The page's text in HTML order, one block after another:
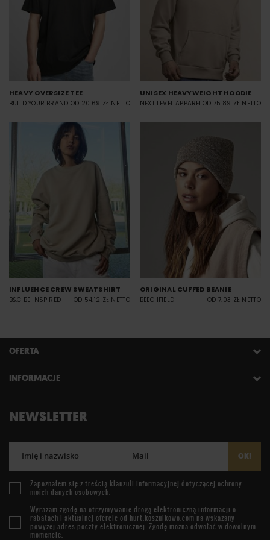
HEAVY OVERSIZE TEE
BUILD YOUR BRAND OD 20.69 ZŁ NETTO
UNISEX HEAVYWEIGHT HOODIE
NEXT LEVEL APPARELOD 75.89 ZŁ NETTO
INFLUENCE CREW SWEATSHIRT
B&C BE INSPIRED OD 54.12 ZŁ NETTO
ORIGINAL CUFFED BEANIE
BEECHFIELD OD 7.03 ZŁ NETTO
OFERTA
INFORMACJE
NEWSLETTER
Imię i nazwisko Mail OK!
Zapoznałem się z treścią klauzuli informacyjnej dotyczącej ochrony
moich danych osobowych.
Wyrażam zgodę na otrzymywanie drogą elektroniczną informacji o
rabatach i aktualnej ofercie od hurt.koszulkowo.com na wskazany
powyżej adres poczty elektronicznej. Zgodę można odwołać w dowolnym
momencie.